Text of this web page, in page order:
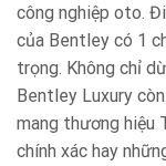
công nghiệp oto.
của Bentley có 1
trọng. Không chỉ
Bentley Luxury
mang thương hiệu
chính xác hay